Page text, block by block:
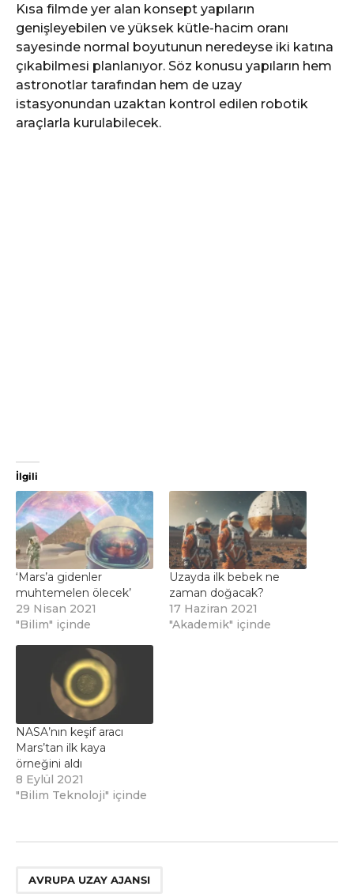
Kısa filmde yer alan konsept yapıların
genişleyebilen ve yüksek kütle-hacim oranı
sayesinde normal boyutunun neredeyse iki katına
çıkabilmesi planlanıyor. Söz konusu yapıların hem
astronotlar tarafından hem de uzay
istasyonundan uzaktan kontrol edilen robotik
araçlarla kurulabilecek.
İlgili
‘Mars’a gidenler
muhtemelen ölecek’
29 Nisan 2021
"Bilim" içinde
Uzayda ilk bebek ne
zaman doğacak?
17 Haziran 2021
"Akademik" içinde
NASA’nın keşif aracı
Mars’tan ilk kaya
örneğini aldı
8 Eylül 2021
"Bilim Teknoloji" içinde
AVRUPA UZAY AJANSI